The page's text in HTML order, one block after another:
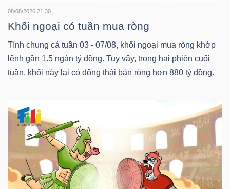
08/08/2026 21:30
Khối ngoại có tuần mua ròng
Tính chung cả tuần 03 - 07/08, khối ngoại mua ròng khớp
lệnh gần 1.5 ngàn tỷ đồng. Tuy vậy, trong hai phiên cuối
tuần, khối này lại có động thái bán ròng hơn 880 tỷ đồng.
TÀI
KINH
TẾ